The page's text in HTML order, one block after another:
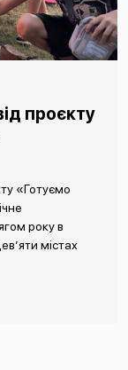
проєкту
«Готуємо
року в
містах